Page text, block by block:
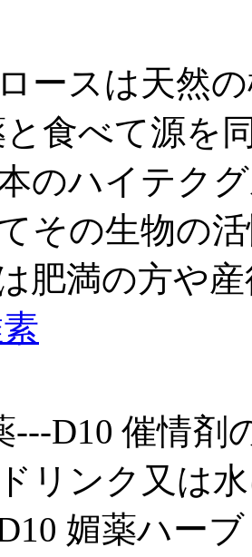
ースは天然
食べて源を
のハイテク
その生物の
肥満の方や
---D10 催情剤
リンク又は
媚薬ハー